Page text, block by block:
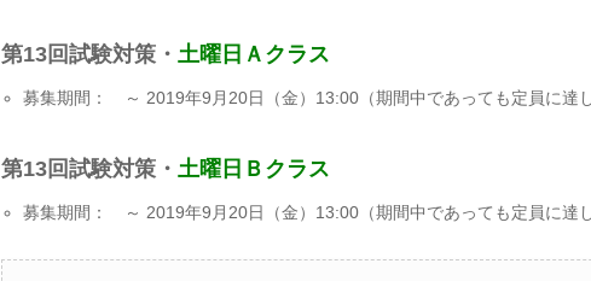
第13回試験対策・ 土曜日Ａクラス
募集期間： ～ 2019年9月20日（金）13:00（期間中であっても定員に達
第13回試験対策・ 土曜日Ｂクラス
募集期間： ～ 2019年9月20日（金）13:00（期間中であっても定員に達